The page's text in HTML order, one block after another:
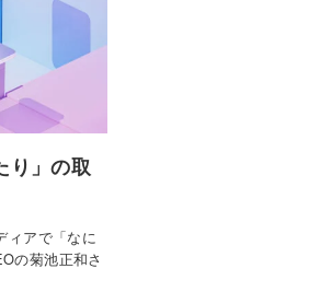
り」の取
ィアで「なに
の菊池正和さ